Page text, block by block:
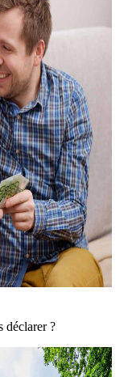
déclarer ?